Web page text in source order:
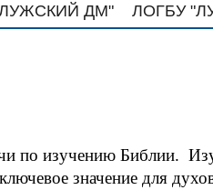
ДМ" ЛОГБУ
по изучению Библии.
значение для